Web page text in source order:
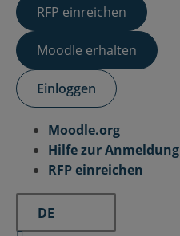
RFP einreichen
Moodle erhalten
Einloggen
Moodle.org
Hilfe zur Anmeldung
RFP einreichen
DE